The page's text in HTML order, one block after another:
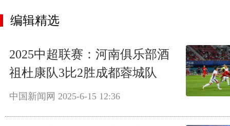
编辑精选
2025中超联赛：河南俱乐部酒
祖杜康队3比2胜成都蓉城队
中国新闻网 2025-6-15 12:36